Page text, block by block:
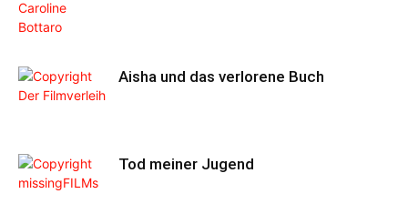
Aisha und das verlorene Buch
Tod meiner Jugend